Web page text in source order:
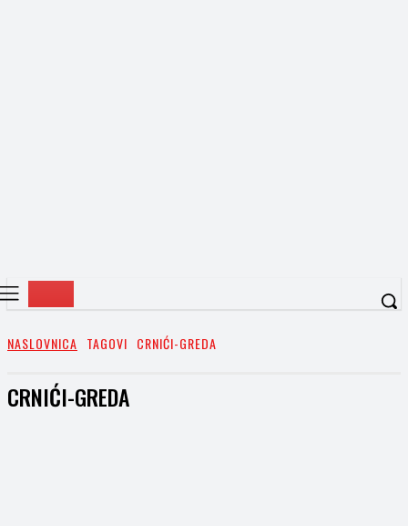
NASLOVNICA TAGOVI CRNIĆI-GREDA
CRNIĆI-GREDA